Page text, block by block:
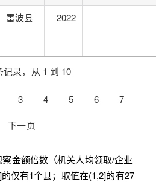
雷波县 2022
记录，从 1 到 10
3 4 5 6 7
下一页
金额倍数（机关人均领取/企业
仅有1个县；取值在(1,2]的有27